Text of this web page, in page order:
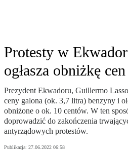
Protesty w
ogłasza obniżkę
Prezydent Ekwadoru, Guillermo
ceny galona (ok. 3,7 litra) benzyny i
obniżone o ok. 10 centów. W ten
doprowadzić do zakończenia
antyrządowych protestów.
Publikacja: 27.06.2022 06:58